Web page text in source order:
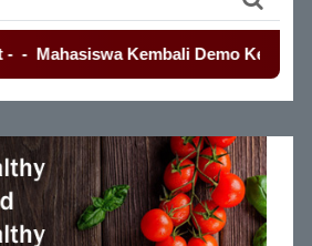
Kembali Demo Kemendagri,